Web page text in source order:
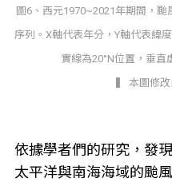
圖6、西元1970~2021年期間，颱
序列。X軸代表年分，Y軸代表緯
實線為20°N位置，垂直
▍ 本圖修
依據學者們的研究，發
太平洋與南海海域的颱